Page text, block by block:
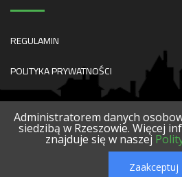
REGULAMIN
POLITYKA PRYWATNOŚCI
SERWISY
Administratorem danych
siedzibą w Rzeszowie. Więcej
znajduje się w naszej
Zaakceptuj